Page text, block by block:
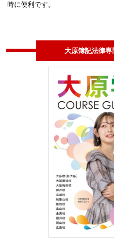
時に便利です。
大原簿記法律